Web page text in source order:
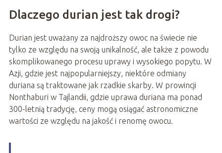
Dlaczego durian jest tak drogi?
Durian jest uważany za najdroższy owoc na świecie nie
tylko ze względu na swoją unikalność, ale także z powodu
skomplikowanego procesu uprawy i wysokiego popytu. W
Azji, gdzie jest najpopularniejszy, niektóre odmiany
duriana są traktowane jak rzadkie skarby. W prowincji
Nonthaburi w Tajlandii, gdzie uprawa duriana ma ponad
300-letnią tradycję, ceny mogą osiągać astronomiczne
wartości ze względu na jakość i renomę owocu.